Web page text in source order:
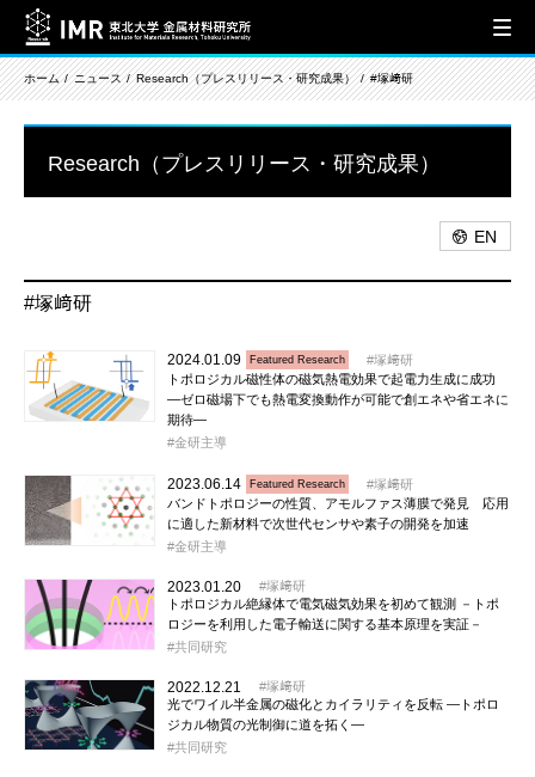
ホーム ニュース Research（プレスリリース・研究成果） #塚﨑研
Research（プレスリリース・研究成果）
EN
#塚﨑研
2024.01.09 Featured Research
塚﨑研
トポロジカル磁性体の磁気熱電効果で起電力生成に成功
―ゼロ磁場下でも熱電変換動作が可能で創エネや省エネに
期待―
金研主導
2023.06.14 Featured Research
塚﨑研
バンドトポロジーの性質、アモルファス薄膜で発見 応用
に適した新材料で次世代センサや素子の開発を加速
金研主導
2023.01.20
塚﨑研
トポロジカル絶縁体で電気磁気効果を初めて観測 －トポ
ロジーを利用した電子輸送に関する基本原理を実証－
共同研究
2022.12.21
塚﨑研
光でワイル半金属の磁化とカイラリティを反転 ―トポロ
ジカル物質の光制御に道を拓く―
共同研究